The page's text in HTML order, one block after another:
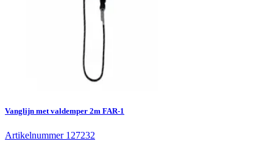
Vanglijn met valdemper 2m FAR-1
Artikelnummer 127232